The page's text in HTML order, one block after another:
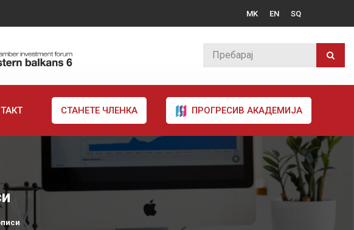
MK EN SQ
СТАНЕТЕ ЧЛЕНКА ПРОГРЕСИВ АКАДЕМИЈА